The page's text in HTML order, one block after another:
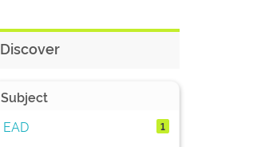
Discover
Subject
EAD
1